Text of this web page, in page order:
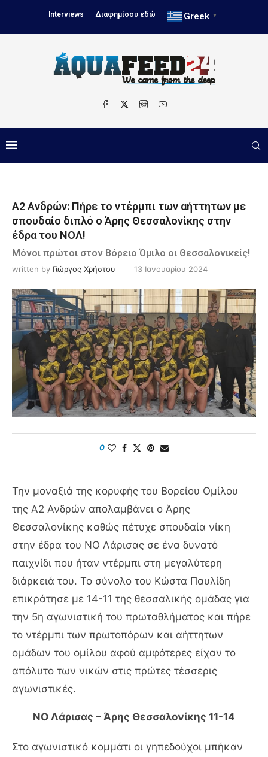
Interviews Διαφημίσου εδώ Greek ▼
Α2 Ανδρών: Πήρε το ντέρμπι των αήττητων με
σπουδαίο διπλό ο Άρης Θεσσαλονίκης στην
έδρα του ΝΟΛ!
Μόνοι πρώτοι στον Βόρειο Όμιλο οι Θεσσαλονικείς!
written by Γιώργος Χρήστου 13 Ιανουαρίου 2024
0
Την μοναξιά της κορυφής του Βορείου Ομίλου
της Α2 Ανδρών απολαμβάνει ο Άρης
Θεσσαλονίκης καθώς πέτυχε σπουδαία νίκη
στην έδρα του ΝΟ Λάρισας σε ένα δυνατό
παιχνίδι που ήταν ντέρμπι στη μεγαλύτερη
διάρκειά του. Το σύνολο του Κώστα Παυλίδη
επικράτησε με 14-11 της θεσσαλικής ομάδας για
την 5η αγωνιστική του πρωταθλήματος και πήρε
το ντέρμπι των πρωτοπόρων και αήττητων
ομάδων του ομίλου αφού αμφότερες είχαν το
απόλυτο των νικών στις πρώτες τέσσερις
αγωνιστικές.
ΝΟ Λάρισας – Άρης Θεσσαλονίκης 11-14
Στο αγωνιστικό κομμάτι οι γηπεδούχοι μπήκαν